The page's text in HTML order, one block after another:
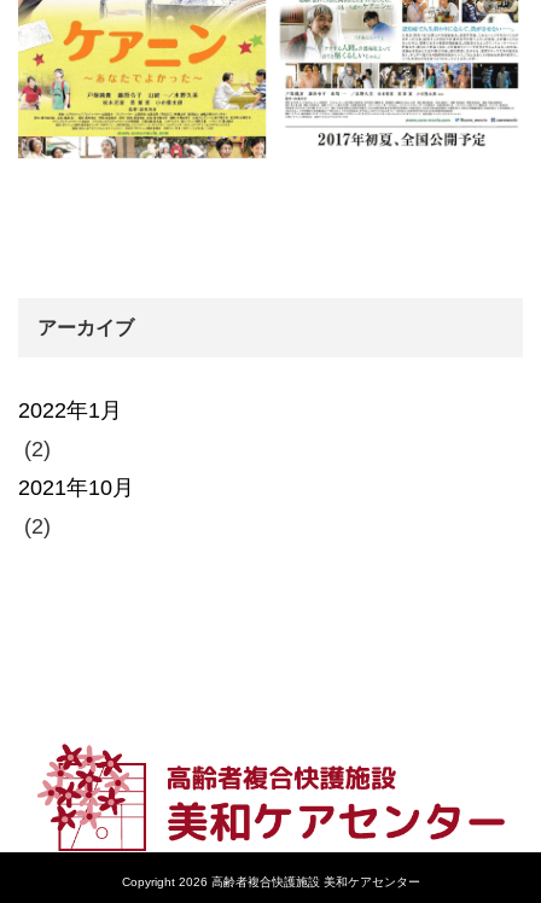
アーカイブ
2022年1月
(2)
2021年10月
(2)
Copyright 2026 高齢者複合快護施設 美和ケアセンター